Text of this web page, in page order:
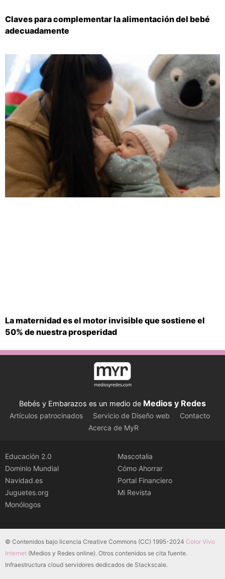
Claves para complementar la alimentación del bebé
adecuadamente
La maternidad es el motor invisible que sostiene el
50% de nuestra prosperidad
Bebés y Embarazos es un medio de Medios y Redes
Artículos patrocinados Servicio de Diseño web
Contacto
Acerca de MyR
Educación 2.0
Dominio Mundial
Navidad.es
Juguetes.org
Monólogos
Mascotalia
Cómo Ahorrar
Portal Financiero
Mi Revista
© Contenidos bajo licencia Creative Commons (CC) 1995-2024 Color Vivo
Internet (Medios y Redes online). Otros contenidos se cita fuente.
Infraestructura cloud servidores dedicados de Stackscale.